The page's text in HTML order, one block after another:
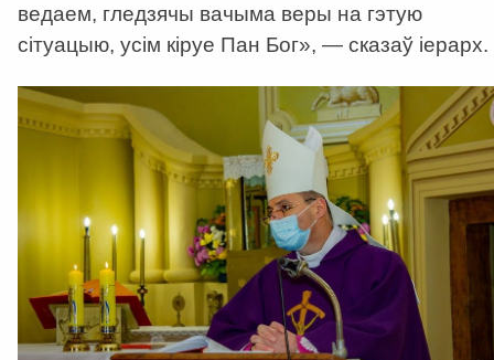
ведаем, гледзячы вачыма веры на гэтую
сітуацыю, усім кіруе Пан Бог», — сказаў іерарх.